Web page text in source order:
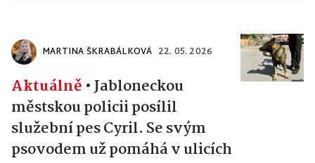
MARTINA ŠKRABÁLKOVÁ 22. 05. 2026
Aktuálně •Jabloneckou
městskou policii posílil
služební pes Cyril. Se svým
psovodem už pomáhá v ulicích